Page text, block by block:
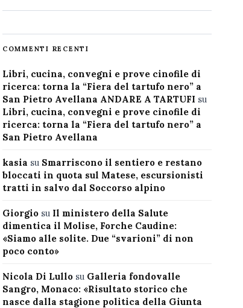
COMMENTI RECENTI
Libri, cucina, convegni e prove cinofile di
ricerca: torna la “Fiera del tartufo nero” a
San Pietro Avellana ANDARE A TARTUFI su
Libri, cucina, convegni e prove cinofile di
ricerca: torna la “Fiera del tartufo nero” a
San Pietro Avellana
kasia su Smarriscono il sentiero e restano
bloccati in quota sul Matese, escursionisti
tratti in salvo dal Soccorso alpino
Giorgiosu Il ministero della Salute
dimentica il Molise, Forche Caudine:
«Siamo alle solite. Due “svarioni” di non
poco conto»
Nicola Di Lullosu Galleria fondovalle
Sangro, Monaco: «Risultato storico che
nasce dalla stagione politica della Giunta